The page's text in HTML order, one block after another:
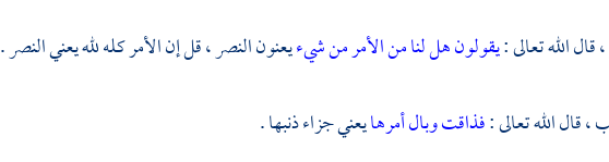
الله تعالى :يقولون هل لنا من الأمر من شيءيعنون النصر ، قل إن الأمر كله لله يعني النصر .
قال الله تعالى :فذاقت وبال أمرهايعني جزاء ذنبها .